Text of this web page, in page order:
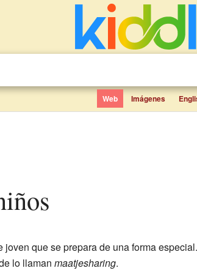
Web Imágenes
que se prepara de una forma
lo llaman maatjesharing.